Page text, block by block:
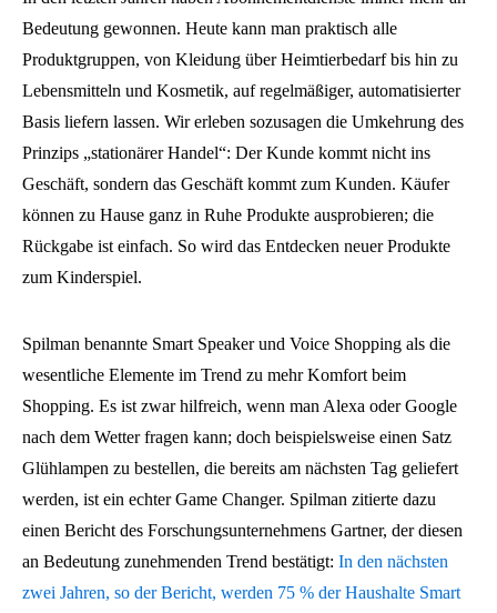
Bedeutung gewonnen. Heute kann man praktisch alle
Produktgruppen, von Kleidung über Heimtierbedarf bis hin zu
Lebensmitteln und Kosmetik, auf regelmäßiger, automatisierter
Basis liefern lassen. Wir erleben sozusagen die Umkehrung des
Prinzips „stationärer Handel“: Der Kunde kommt nicht ins
Geschäft, sondern das Geschäft kommt zum Kunden. Käufer
können zu Hause ganz in Ruhe Produkte ausprobieren; die
Rückgabe ist einfach. So wird das Entdecken neuer Produkte
zum Kinderspiel.
Spilman benannte Smart Speaker und Voice Shopping als die
wesentliche Elemente im Trend zu mehr Komfort beim
Shopping. Es ist zwar hilfreich, wenn man Alexa oder Google
nach dem Wetter fragen kann; doch beispielsweise einen Satz
Glühlampen zu bestellen, die bereits am nächsten Tag geliefert
werden, ist ein echter Game Changer. Spilman zitierte dazu
einen Bericht des Forschungsunternehmens Gartner, der diesen
an Bedeutung zunehmenden Trend bestätigt: In den nächsten
zwei Jahren, so der Bericht, werden 75 % der Haushalte Smart